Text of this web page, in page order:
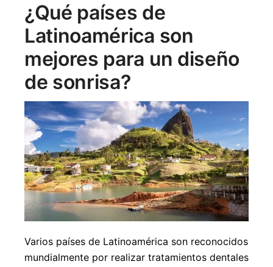
¿Qué países de
Latinoamérica son
mejores para un diseño
de sonrisa?
Varios países de Latinoamérica son reconocidos
mundialmente por realizar tratamientos dentales